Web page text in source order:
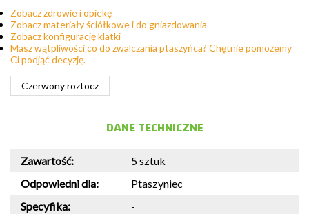
Zobacz zdrowie i opiekę
Zobacz materiały ściółkowe i do gniazdowania
Zobacz konfigurację klatki
Masz wątpliwości co do zwalczania ptaszyńca? Chętnie pomożemy
Ci podjąć decyzję.
Czerwony roztocz
DANE TECHNICZNE
Zawartość:
5 sztuk
Odpowiedni dla:
Ptaszyniec
Specyfika:
-